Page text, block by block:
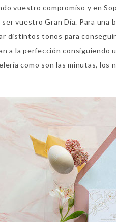
vuestro compromiso y en
vuestro Gran Día. Para
distintos tonos para
a la perfección consiguiendo
como son las minutas, los